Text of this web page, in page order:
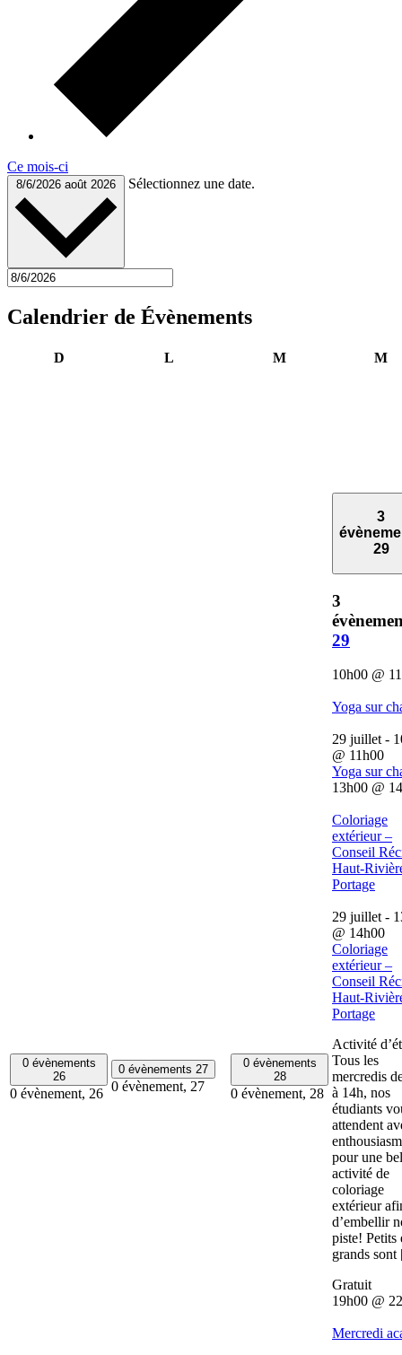
Ce mois-ci
8/6/2026 août 2026 Sélectionnez une date.
Calendrier de Évènements
DDimanche L MMardi M
0 évènements
26
0 évènement, 26
0 évènements 27
0 évènement, 27
0 évènements
28
0 évènement, 28
3
29
3
29
10h00 @
Yoga sur
29 juillet -
@ 11h00
Yoga sur
13h00 @
Coloriage
extérieur –
Conseil
Haut-
Portage
29 juillet -
@ 14h00
Coloriage
extérieur –
Conseil
Haut-
Portage
Activité
Tous les
mercredis
à 14h, nos
étudiants
attendent
pour une
activité de
coloriage
extérieur
d’embellir
piste! Petits
grands
Gratuit
19h00 @
Mercredi